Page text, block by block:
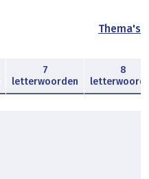
Thema's
7
letterwoorden
8